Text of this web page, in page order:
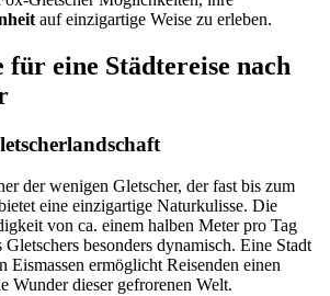
auf einzigartige Weise zu erleben.
für eine Städtereise nach
der wenigen Gletscher, der fast bis zum
eine einzigartige Naturkulisse. Die
von ca. einem halben Meter pro Tag
Gletschers besonders dynamisch. Eine Stadt
Eismassen ermöglicht Reisenden einen
Wunder dieser gefrorenen Welt.